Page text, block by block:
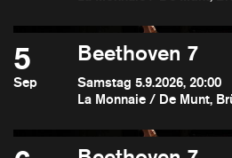
5
Sep
Beethoven 7
Samstag 5.9.2026, 20:00
La Monnaie / De Munt,